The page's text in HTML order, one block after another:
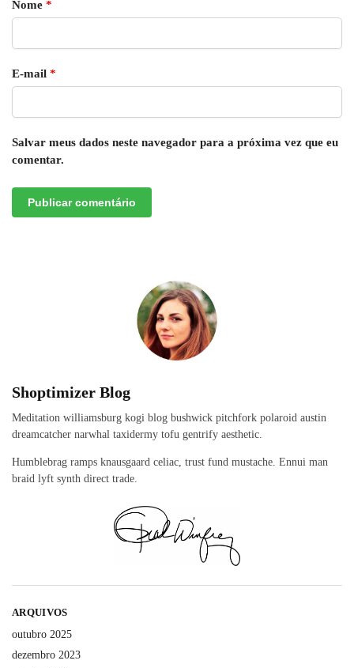
Nome *
E-mail *
Salvar meus dados neste navegador para a próxima vez que eu
comentar.
Shoptimizer Blog
Meditation williamsburg kogi blog bushwick pitchfork polaroid austin
dreamcatcher narwhal taxidermy tofu gentrify aesthetic.
Humblebrag ramps knausgaard celiac, trust fund mustache. Ennui man
braid lyft synth direct trade.
ARQUIVOS
outubro 2025
dezembro 2023